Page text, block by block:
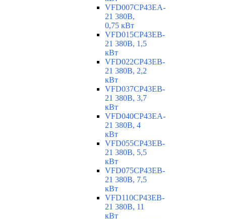
VFD007CP43EA-
21 380В,
0,75 кВт
VFD015CP43EB-
21 380В, 1,5
кВт
VFD022CP43EB-
21 380В, 2,2
кВт
VFD037CP43EB-
21 380В, 3,7
кВт
VFD040CP43EA-
21 380В, 4
кВт
VFD055CP43EB-
21 380В, 5,5
кВт
VFD075CP43EB-
21 380В, 7,5
кВт
VFD110CP43EB-
21 380В, 11
кВт